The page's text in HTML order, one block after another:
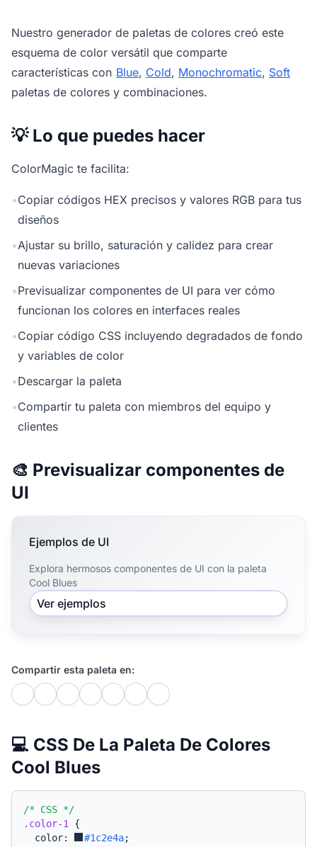
Nuestro generador de paletas de colores creó este
esquema de color versátil que comparte
características con Blue, Cold, Monochromatic, Soft
paletas de colores y combinaciones.
💡 Lo que puedes hacer
ColorMagic te facilita:
•Copiar códigos HEX precisos y valores RGB para tus
diseños
•Ajustar su brillo, saturación y calidez para crear
nuevas variaciones
•Previsualizar componentes de UI para ver cómo
funcionan los colores en interfaces reales
•Copiar código CSS incluyendo degradados de fondo
y variables de color
•Descargar la paleta
•Compartir tu paleta con miembros del equipo y
clientes
🎨 Previsualizar componentes de
UI
Ejemplos de UI
Explora hermosos componentes de UI con la paleta
Cool Blues
Ver ejemplos
Compartir esta paleta en:
💻 CSS De La Paleta De Colores
Cool Blues
/* CSS */
.color-1
{
  color:
#1c2e4a;